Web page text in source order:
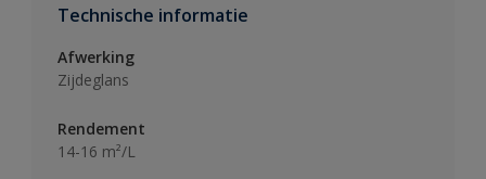
Technische informatie
Afwerking
Zijdeglans
Rendement
14-16 m²/L